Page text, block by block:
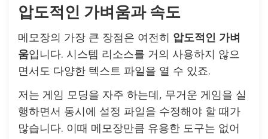
압도적인 가벼움과 속도
메모장의 가장 큰 장점은 여전히 압도적인 가벼
움입니다. 시스템 리소스를 거의 사용하지 않으
면서도 다양한 텍스트 파일을 열 수 있죠.
저는 게임 모딩을 자주 하는데, 무거운 게임을 실
행하면서 동시에 설정 파일을 수정해야 할 때가
많습니다. 이때 메모장만큼 유용한 도구는 없어